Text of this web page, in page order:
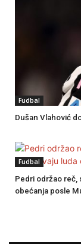
Fudbal
Dušan Vlahović
Fudbal
Pedri održao reč,
obećanja posle